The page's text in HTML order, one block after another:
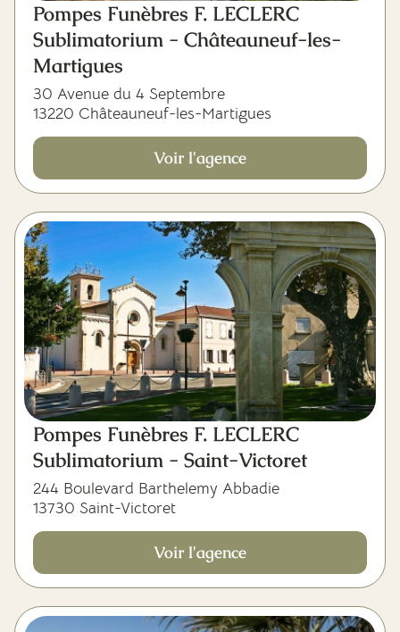
Pompes Funèbres F. LECLERC
Sublimatorium - Châteauneuf-les-
Martigues
30 Avenue du 4 Septembre
13220 Châteauneuf-les-Martigues
Voir l'agence
Pompes Funèbres F. LECLERC
Sublimatorium - Saint-Victoret
244 Boulevard Barthelemy Abbadie
13730 Saint-Victoret
Voir l'agence